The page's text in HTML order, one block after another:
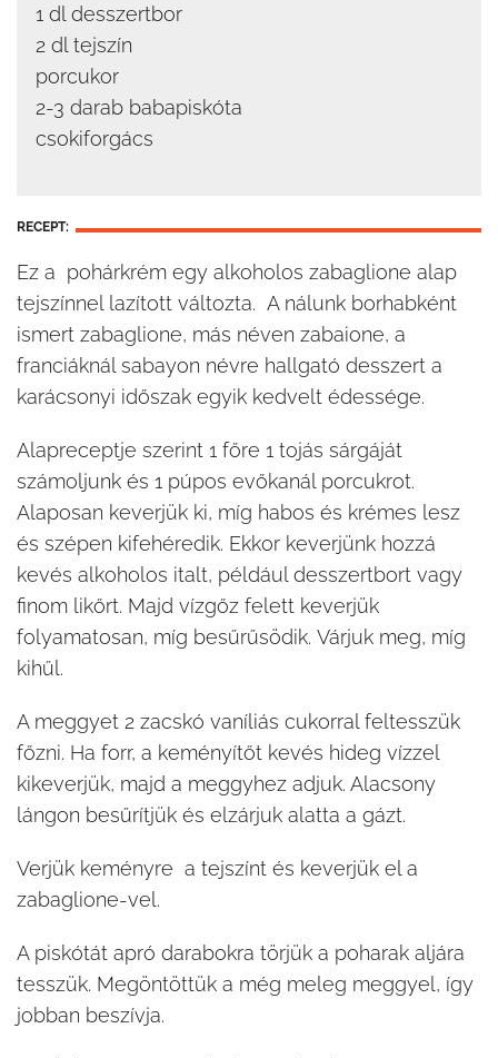
1 dl desszertbor
2 dl tejszín
porcukor
2-3 darab babapiskóta
csokiforgács
RECEPT:
Ez a pohárkrém egy alkoholos zabaglione alap
tejszínnel lazított változta. A nálunk borhabként
ismert zabaglione, más néven zabaione, a
franciáknál sabayon névre hallgató desszert a
karácsonyi időszak egyik kedvelt édessége.
Alapreceptje szerint 1 főre 1 tojás sárgáját
számoljunk és 1 púpos evőkanál porcukrot.
Alaposan keverjük ki, míg habos és krémes lesz
és szépen kifehéredik. Ekkor keverjünk hozzá
kevés alkoholos italt, például desszertbort vagy
finom likőrt. Majd vízgőz felett keverjük
folyamatosan, míg besűrűsödik. Várjuk meg, míg
kihűl.
A meggyet 2 zacskó vaníliás cukorral feltesszük
főzni. Ha forr, a keményítőt kevés hideg vízzel
kikeverjük, majd a meggyhez adjuk. Alacsony
lángon besűrítjük és elzárjuk alatta a gázt.
Verjük keményre a tejszínt és keverjük el a
zabaglione-vel.
A piskótát apró darabokra törjük a poharak aljára
tesszük. Megöntöttük a még meleg meggyel, így
jobban beszívja.